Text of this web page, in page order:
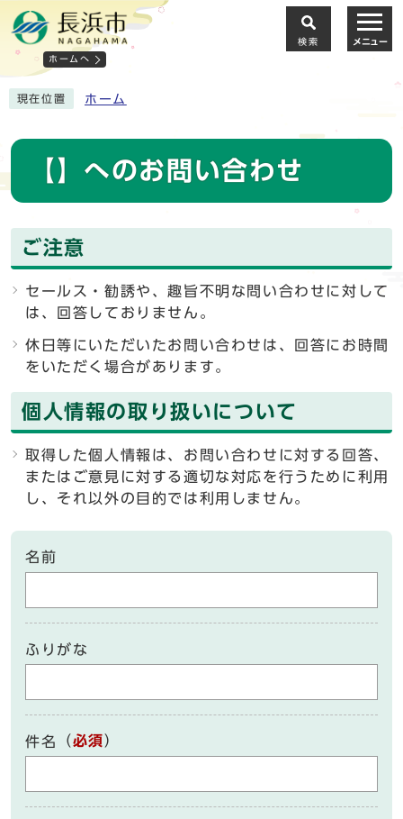
ホームへ
検索 メニュー
現在位置 ホーム
【】へのお問い合わせ
ご注意
セールス・勧誘や、趣旨不明な問い合わせに対して
は、回答しておりません。
休日等にいただいたお問い合わせは、回答にお時間
をいただく場合があります。
個人情報の取り扱いについて
取得した個人情報は、お問い合わせに対する回答、
またはご意見に対する適切な対応を行うために利用
し、それ以外の目的では利用しません。
名前
ふりがな
件名 （必須）